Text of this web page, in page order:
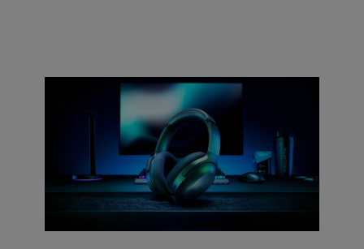
Les chaises gamers
Écrans gamer